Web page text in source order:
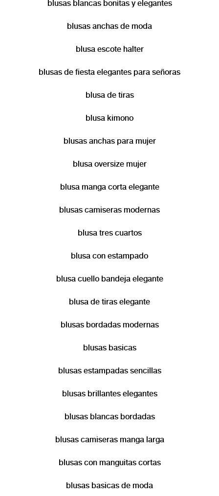
blusas blancas bonitas y elegantes
blusas anchas de moda
blusa escote halter
blusas de fiesta elegantes para señoras
blusa de tiras
blusa kimono
blusas anchas para mujer
blusa oversize mujer
blusa manga corta elegante
blusas camiseras modernas
blusa tres cuartos
blusa con estampado
blusa cuello bandeja elegante
blusa de tiras elegante
blusas bordadas modernas
blusas basicas
blusas estampadas sencillas
blusas brillantes elegantes
blusas blancas bordadas
blusas camiseras manga larga
blusas con manguitas cortas
blusas basicas de moda